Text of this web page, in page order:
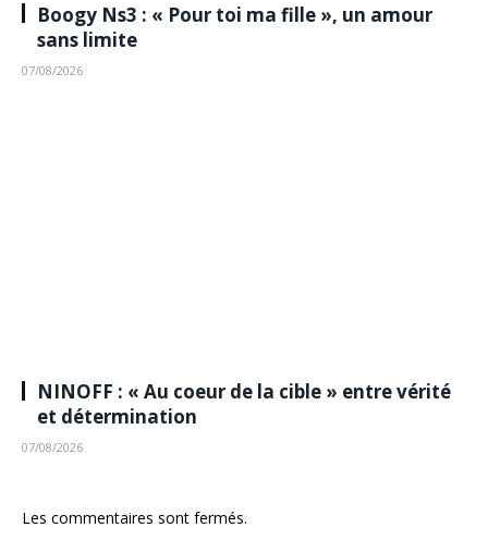
Boogy Ns3 : « Pour toi ma fille », un amour
sans limite
07/08/2026
NINOFF : « Au coeur de la cible » entre vérité
et détermination
07/08/2026
Les commentaires sont fermés.